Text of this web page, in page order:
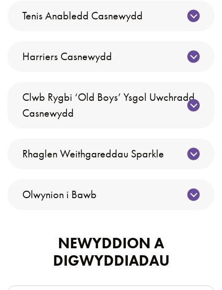
Tenis Anabledd Casnewydd
Harriers Casnewydd
Clwb Rygbi ‘Old Boys’ Ysgol Uwchradd
Casnewydd
Rhaglen Weithgareddau Sparkle
Olwynion i Bawb
NEWYDDION A
DIGWYDDIADAU